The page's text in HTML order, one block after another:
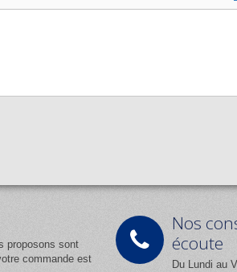
proposons sont
commande est
Nos
écoute
Du Lundi au